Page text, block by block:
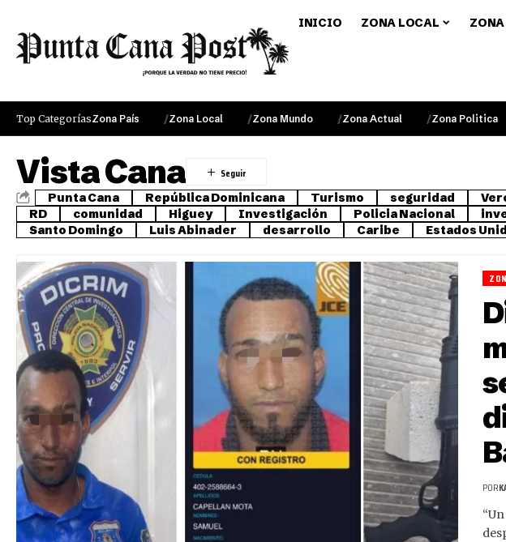
INICIO ZONA LOCAL
Top CategoríasZona País Zona Local Zona Mundo Zona Actual Zona Politica
Vista Cana
Punta Cana República Dominicana Turismo seguridad
RD
comunidad Higuey Investigación Policia Nacional
Santo Domingo
Luis Abinader desarrollo Caribe Estados
POR